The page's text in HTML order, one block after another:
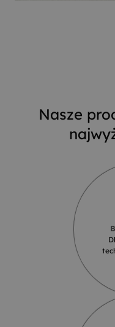
Nasze